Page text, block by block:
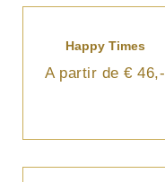
Happy Times
A partir de € 46,-